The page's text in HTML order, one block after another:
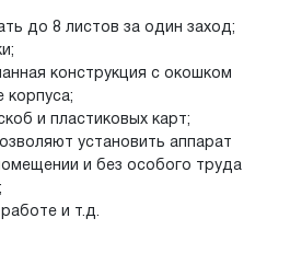
до 8 листов за один заход;
конструкция с окошком
корпуса;
и пластиковых карт;
установить аппарат
и без особого труда
и т.д.